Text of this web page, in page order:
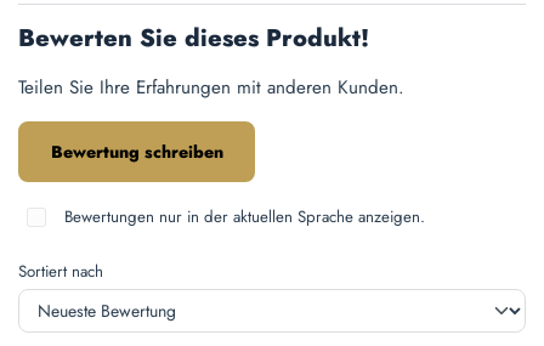
Bewerten Sie dieses Produkt!
Teilen Sie Ihre Erfahrungen mit anderen Kunden.
Bewertung schreiben
Bewertungen nur in der aktuellen Sprache anzeigen.
Sortiert nach